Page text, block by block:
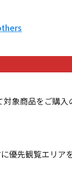
象商品をご購
優先観覧エリ